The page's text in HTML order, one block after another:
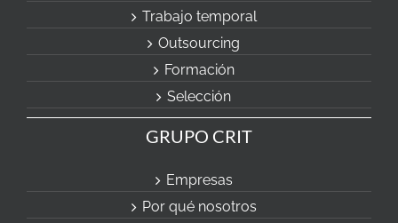
Trabajo temporal
Outsourcing
Formación
Selección
GRUPO CRIT
Empresas
Por qué nosotros